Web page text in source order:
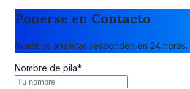
Ponerse en Contacto
Nuestros analistas responden en 24 horas.
Nombre de pila*